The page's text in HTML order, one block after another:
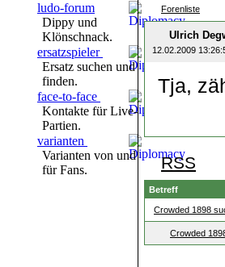
ludo-forum
Dippy und
Klönschnack.
ersatzspieler
Ersatz suchen und
finden.
face-to-face
Kontakte für Live-
Partien.
varianten
Varianten von und
für Fans.
Forenliste
Ulrich
12.02.2009
Tja,
RSS
Betreff
Crowded 1898
Crowded